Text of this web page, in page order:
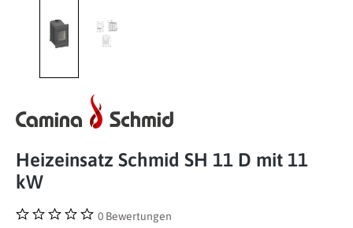
Heizeinsatz Schmid SH 11 D mit 11
kW
0 Bewertungen